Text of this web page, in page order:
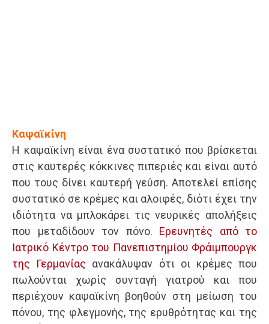
Καψαϊκίνη
Η καψαϊκίνη είναι ένα συστατικό που βρίσκεται
στις καυτερές κόκκινες πιπεριές και είναι αυτό
που τους δίνει καυτερή γεύση. Αποτελεί επίσης
συστατικό σε κρέμες και αλοιφές, διότι έχει την
ιδιότητα να μπλοκάρει τις νευρικές απολήξεις
που μεταδίδουν τον πόνο. Ερευνητές από το
Ιατρικό Κέντρο του Πανεπιστημίου Φράιμπουργκ
της Γερμανίας ανακάλυψαν ότι οι κρέμες που
πωλούνται χωρίς συνταγή γιατρού και που
περιέχουν καψαϊκίνη βοηθούν στη μείωση του
πόνου, της φλεγμονής, της ερυθρότητας και της